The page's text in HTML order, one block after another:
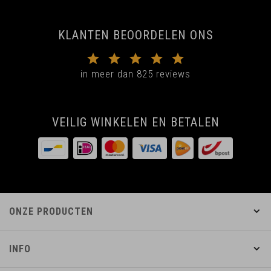
KLANTEN BEOORDELEN ONS
in meer dan 825 reviews
VEILIG WINKELEN EN BETALEN
ONZE PRODUCTEN
INFO